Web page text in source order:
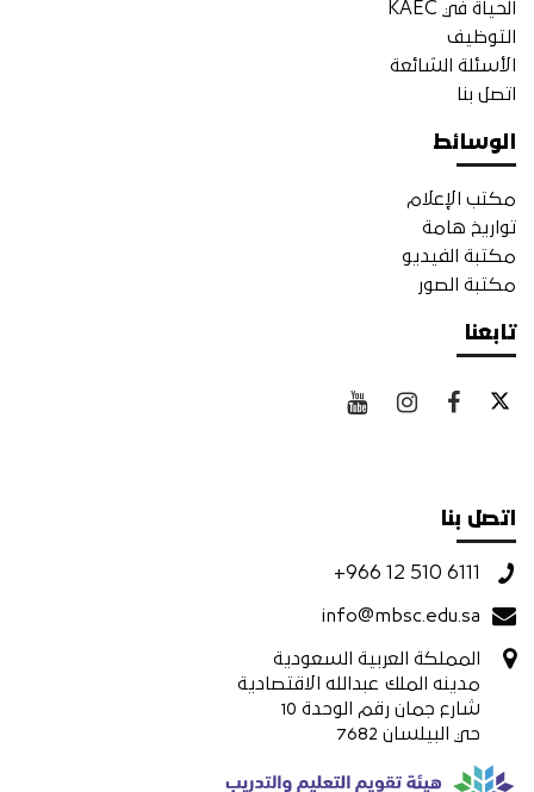
الحياة في KAEC
التوظيف
الأسئلة الشائعة
اتصل بنا
الوسائط
مكتب الإعلام
تواريخ هامة
مكتبة الفيديو
مكتبة الصور
تابعنا
اتصل بنا
+966 12 510 6111
info@mbsc.edu.sa
المملكة العربية السعودية
مدينه الملك عبدالله الاقتصادية
شارع جمان رقم الوحدة 10
حي البيلسان 7682